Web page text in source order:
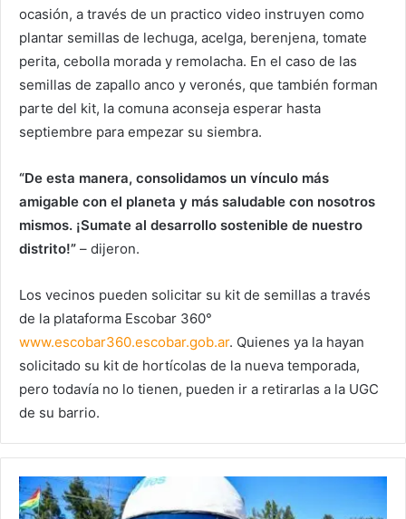
ocasión, a través de un practico video instruyen como
plantar semillas de lechuga, acelga, berenjena, tomate
perita, cebolla morada y remolacha. En el caso de las
semillas de zapallo anco y veronés, que también forman
parte del kit, la comuna aconseja esperar hasta
septiembre para empezar su siembra.
“De esta manera, consolidamos un vínculo más
amigable con el planeta y más saludable con nosotros
mismos. ¡Sumate al desarrollo sostenible de nuestro
distrito!” – dijeron.
Los vecinos pueden solicitar su kit de semillas a través
de la plataforma Escobar 360°
www.escobar360.escobar.gob.ar. Quienes ya la hayan
solicitado su kit de hortícolas de la nueva temporada,
pero todavía no lo tienen, pueden ir a retirarlas a la UGC
de su barrio.